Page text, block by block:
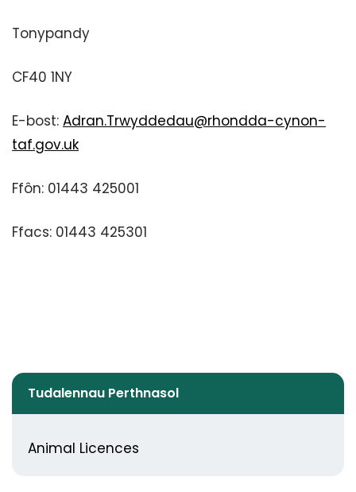
Tonypandy
CF40 1NY
E-bost: Adran.Trwyddedau@rhondda-cynon-
taf.gov.uk
Ffôn: 01443 425001
Ffacs: 01443 425301
Tudalennau Perthnasol
Animal Licences